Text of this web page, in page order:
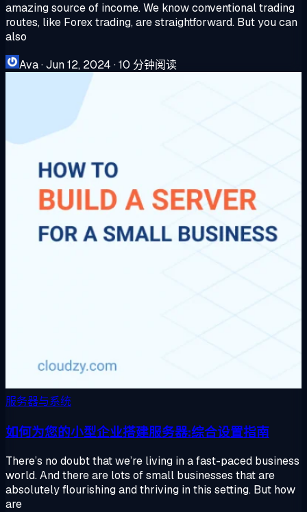
amazing source of income. We know conventional trading
routes, like Forex trading, are straightforward. But you can
also
Ava·Jun 12, 2024 ·10 分钟阅读
服务器与系统
如何为您的小型企业搭建服务器:综合设置指南
There’s no doubt that we’re living in a fast-paced business
world. And there are lots of small businesses that are
absolutely flourishing and thriving in this setting. But how
are